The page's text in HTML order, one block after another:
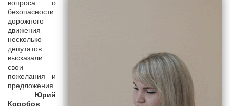
вопроса о
безопасности
дорожного
движения
несколько
депутатов
высказали
свои
пожелания и
предложения.
Юрий
Коробов